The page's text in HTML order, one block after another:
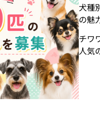
犬種
の魅
チワ
人気